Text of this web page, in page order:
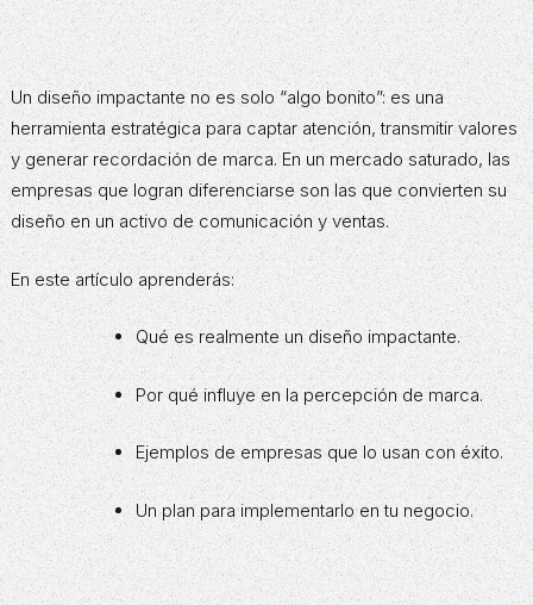
Un diseño impactante no es solo “algo bonito”: es una
herramienta estratégica para captar atención, transmitir valores
y generar recordación de marca. En un mercado saturado, las
empresas que logran diferenciarse son las que convierten su
diseño en un activo de comunicación y ventas.
En este artículo aprenderás:
Qué es realmente un diseño impactante.
Por qué influye en la percepción de marca.
Ejemplos de empresas que lo usan con éxito.
Un plan para implementarlo en tu negocio.